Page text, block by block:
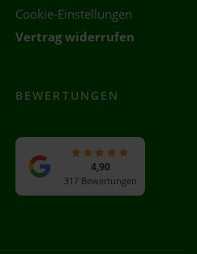
Cookie-Einstellungen
Vertrag widerrufen
BEWERTUNGEN
4,90
317 Bewertungen